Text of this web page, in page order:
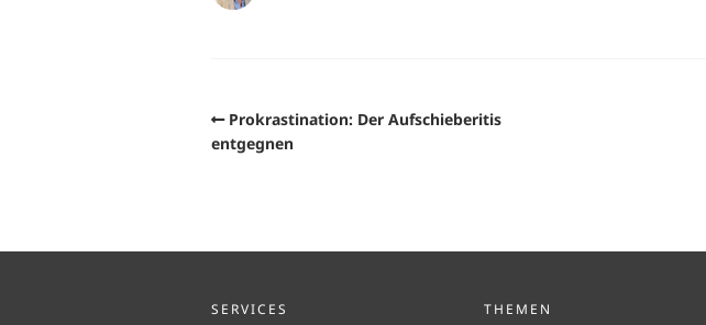
Prokrastination: Der Aufschieberitis
entgegnen
SERVICES THEMEN